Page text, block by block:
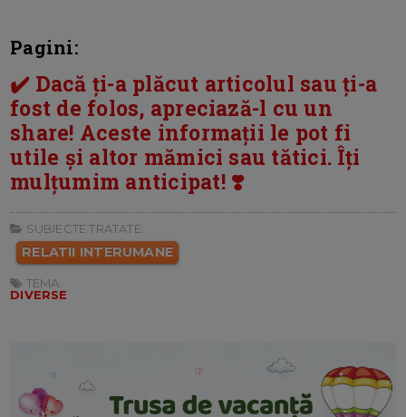
Pagini:
✔️ Dacă ți-a plăcut articolul sau ți-a
fost de folos, apreciază-l cu un
share! Aceste informații le pot fi
utile și altor mămici sau tătici. Îți
mulțumim anticipat! ❣️
SUBIECTE TRATATE:
RELATII INTERUMANE
TEMA:
DIVERSE